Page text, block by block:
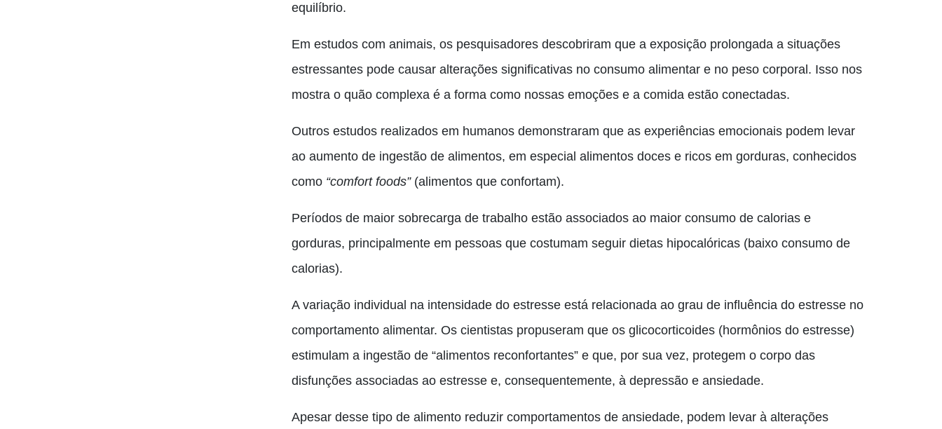
equilíbrio.
Em estudos com animais, os pesquisadores descobriram que a exposição prolongada a situações
estressantes pode causar alterações significativas no consumo alimentar e no peso corporal. Isso nos
mostra o quão complexa é a forma como nossas emoções e a comida estão conectadas.
Outros estudos realizados em humanos demonstraram que as experiências emocionais podem levar
ao aumento de ingestão de alimentos, em especial alimentos doces e ricos em gorduras, conhecidos
como “comfort foods”(alimentos que confortam).
Períodos de maior sobrecarga de trabalho estão associados ao maior consumo de calorias e
gorduras, principalmente em pessoas que costumam seguir dietas hipocalóricas (baixo consumo de
calorias).
A variação individual na intensidade do estresse está relacionada ao grau de influência do estresse no
comportamento alimentar. Os cientistas propuseram que os glicocorticoides (hormônios do estresse)
estimulam a ingestão de “alimentos reconfortantes” e que, por sua vez, protegem o corpo das
disfunções associadas ao estresse e, consequentemente, à depressão e ansiedade.
Apesar desse tipo de alimento reduzir comportamentos de ansiedade, podem levar à alterações